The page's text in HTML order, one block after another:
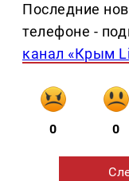
Последние
телефоне -
канал «Крым
0 0